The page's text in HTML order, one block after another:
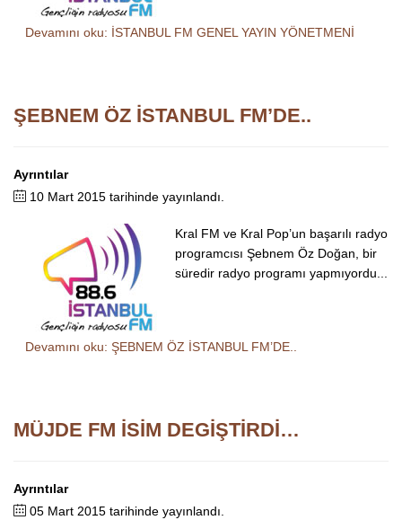
Devamını oku: İSTANBUL FM GENEL YAYIN YÖNETMENİ
ŞEBNEM ÖZ İSTANBUL FM’DE..
Ayrıntılar
10 Mart 2015 tarihinde yayınlandı.
Kral FM ve Kral Pop’un başarılı radyo
programcısı Şebnem Öz Doğan, bir
süredir radyo programı yapmıyordu...
Devamını oku: ŞEBNEM ÖZ İSTANBUL FM’DE..
MÜJDE FM İSİM DEGİŞTİRDİ…
Ayrıntılar
05 Mart 2015 tarihinde yayınlandı.